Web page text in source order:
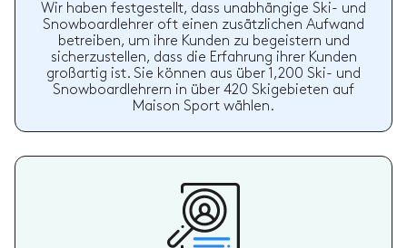
Wir haben festgestellt, dass unabhängige Ski- und
Snowboardlehrer oft einen zusätzlichen Aufwand
betreiben, um ihre Kunden zu begeistern und
sicherzustellen, dass die Erfahrung ihrer Kunden
großartig ist. Sie können aus über 1,200 Ski- und
Snowboardlehrern in über 420 Skigebieten auf
Maison Sport wählen.